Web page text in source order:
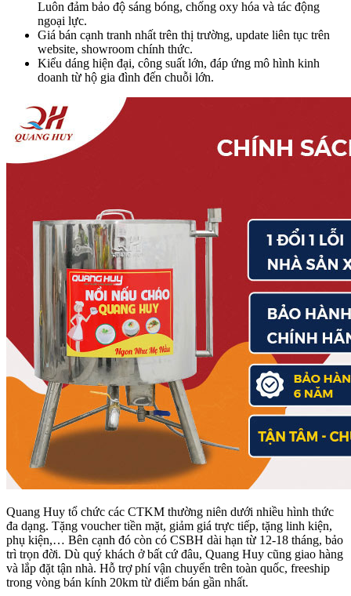
Luôn đảm bảo độ sáng bóng, chống oxy hóa và tác động
ngoại lực.
Giá bán cạnh tranh nhất trên thị trường, update liên tục trên
website, showroom chính thức.
Kiểu dáng hiện đại, công suất lớn, đáp ứng mô hình kinh
doanh từ hộ gia đình đến chuỗi lớn.
Quang Huy tổ chức các CTKM thường niên dưới nhiều hình thức
đa dạng. Tặng voucher tiền mặt, giảm giá trực tiếp, tặng linh kiện,
phụ kiện,… Bên cạnh đó còn có CSBH dài hạn từ 12-18 tháng, bảo
trì trọn đời. Dù quý khách ở bất cứ đâu, Quang Huy cũng giao hàng
và lắp đặt tận nhà. Hỗ trợ phí vận chuyển trên toàn quốc, freeship
trong vòng bán kính 20km từ điểm bán gần nhất.